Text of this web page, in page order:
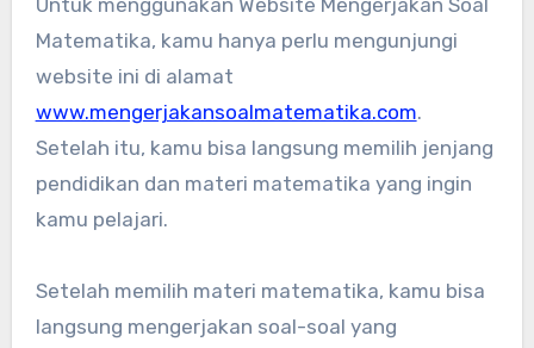
Matematika, kamu hanya perlu mengunjungi
website ini di alamat
www.mengerjakansoalmatematika.com.
Setelah itu, kamu bisa langsung memilih jenjang
pendidikan dan materi matematika yang ingin
kamu pelajari.
Setelah memilih materi matematika, kamu bisa
langsung mengerjakan soal-soal yang